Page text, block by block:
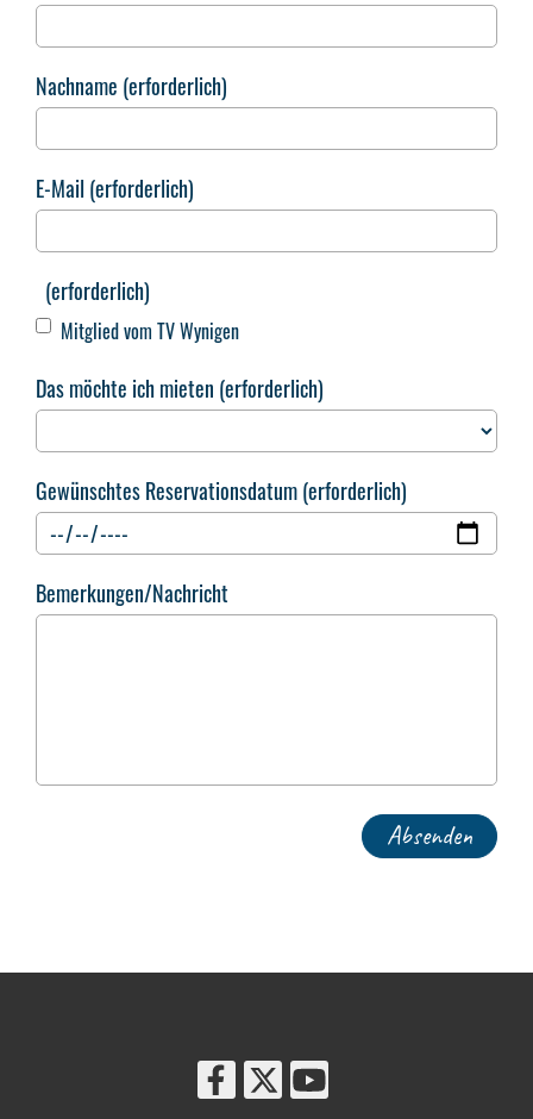
Nachname (erforderlich)
E-Mail (erforderlich)
(erforderlich)
Mitglied vom TV Wynigen
Das möchte ich mieten (erforderlich)
Gewünschtes Reservationsdatum (erforderlich)
Bemerkungen/Nachricht